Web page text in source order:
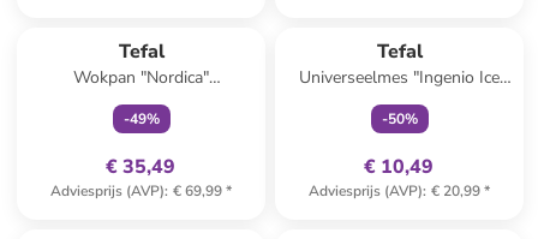
Tefal
Wokpan "Nordica"
zilverkleurig/zwart - Ø 28 cm
-49%
€ 35,49
Adviesprijs (AVP): € 69,99*
Tefal
Universeelmes "Ingenio Ice
Force" zwart - (L)11 cm
-50%
€ 10,49
Adviesprijs (AVP): € 20,99*